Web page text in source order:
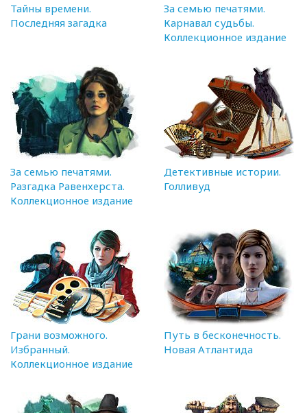
Тайны времени.
Последняя загадка
За семью печатями.
Карнавал судьбы.
Коллекционное издание
За семью печатями.
Разгадка Равенхерста.
Коллекционное издание
Детективные истории.
Голливуд
Грани возможного.
Избранный.
Коллекционное издание
Путь в бесконечность.
Новая Атлантида